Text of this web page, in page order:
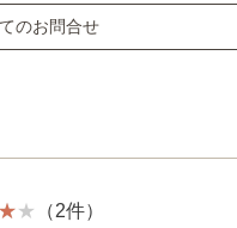
のお問合せ
（2件）